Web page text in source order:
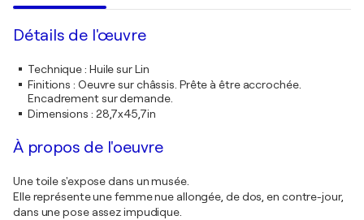
Détails de l'œuvre
Technique: Huile sur Lin
Finitions : Oeuvre sur châssis. Prête à être accrochée.
Encadrement sur demande.
Dimensions : 28,7x45,7in
À propos de l'oeuvre
Une toile s'expose dans un musée.
Elle représente une femme nue allongée, de dos, en contre-jour,
dans une pose assez impudique.